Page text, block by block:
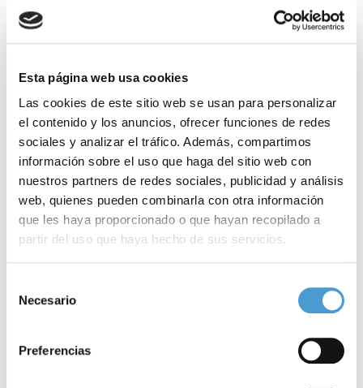
Esta página web usa cookies
Las cookies de este sitio web se usan para personalizar
el contenido y los anuncios, ofrecer funciones de redes
sociales y analizar el tráfico. Además, compartimos
información sobre el uso que haga del sitio web con
nuestros partners de redes sociales, publicidad y análisis
web, quienes pueden combinarla con otra información
que les haya proporcionado o que hayan recopilado a
partir del uso que haya hecho de sus servicios.
de cookies
Necesario
Preferencias
Según
, paciente con glioma de bajo grado,
aportó la perspectiva humana del recorrido asistencial: “Cuando
te diagnostican, tu vida se detiene, pero todo lo demás sigue: el
trabajo, los hijos, las facturas. Lo que más necesitamos es
tiempo: tiempo para seguir investigando y poder seguir siendo
nosotros mismos”.
Para resolver los retos que enfrentan estos pacientes, se ha
presentado elDocumento de Consenso Multidisciplinar para el
Abordaje del Glioma de Bajo Grado con Mutación IDH y el Informe
, dos trabajos que
combinan evidencia clínica, impacto económico y propuestas de
política sanitaria para el glioma de bajo grado, enfermedad poco
frecuente, pero de enorme carga social.